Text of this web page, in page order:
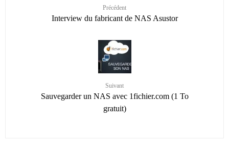
Précédent
Interview du fabricant de NAS Asustor
Suivant
Sauvegarder un NAS avec 1fichier.com (1 To
gratuit)